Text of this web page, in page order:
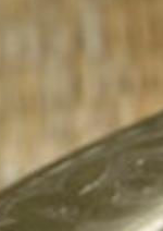
展覧会
映画